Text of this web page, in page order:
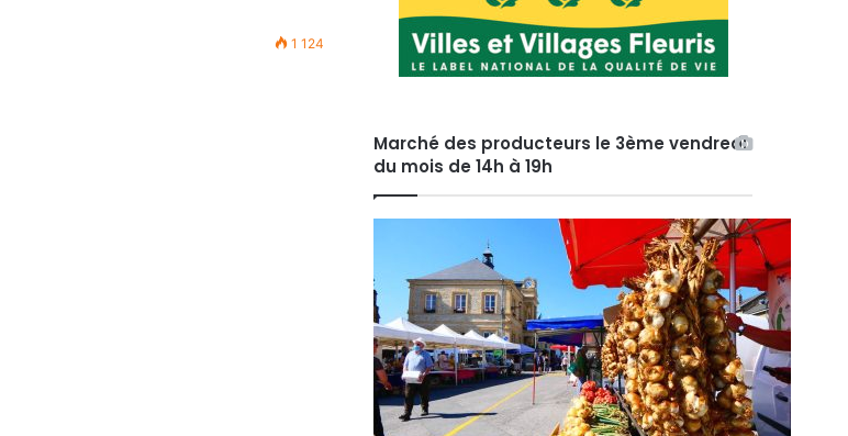
1 124
Marché des producteurs le 3ème vendredi
du mois de 14h à 19h